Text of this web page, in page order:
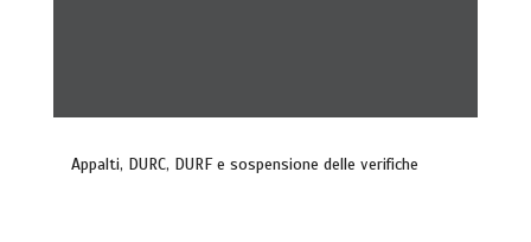
Appalti, DURC, DURF e sospensione delle verifiche